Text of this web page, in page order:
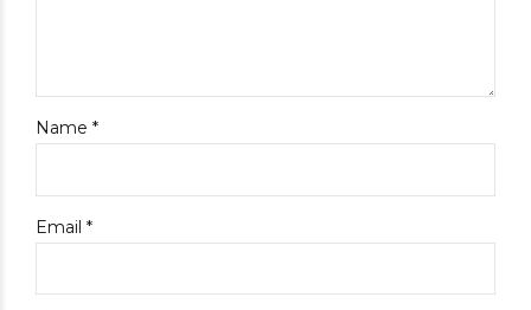
Name *
Email *